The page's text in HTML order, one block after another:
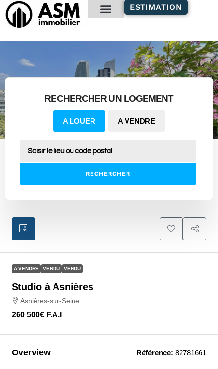
principal
ESTIMATION
RECHERCHER UN LOGEMENT
A LOUER A VENDRE
RECHERCHER
A VENDRE VENDU VENDU
Studio à Asnières
Asnières-sur-Seine
260 500€ F.A.I
Overview Référence: 82781661